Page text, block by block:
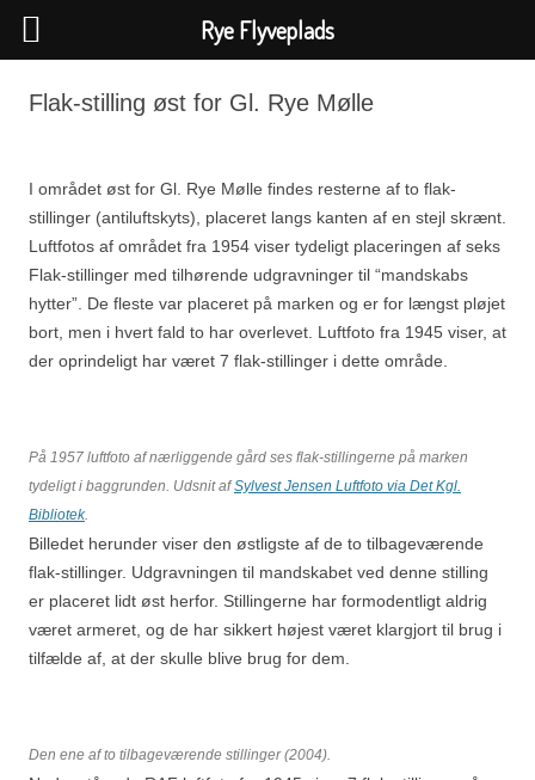
indhold
Flak-stilling øst for Gl. Rye Mølle
I området øst for Gl. Rye Mølle findes resterne af to flak-
stillinger (antiluftskyts), placeret langs kanten af en stejl skrænt.
Luftfotos af området fra 1954 viser tydeligt placeringen af seks
Flak-stillinger med tilhørende udgravninger til “mandskabs
hytter”. De fleste var placeret på marken og er for længst pløjet
bort, men i hvert fald to har overlevet. Luftfoto fra 1945 viser, at
der oprindeligt har været 7 flak-stillinger i dette område.
På 1957 luftfoto af nærliggende gård ses flak-stillingerne på marken
tydeligt i baggrunden. Udsnit afSylvest Jensen Luftfoto via Det Kgl.
Bibliotek.
Billedet herunder viser den østligste af de to tilbageværende
flak-stillinger. Udgravningen til mandskabet ved denne stilling
er placeret lidt øst herfor. Stillingerne har formodentligt aldrig
været armeret, og de har sikkert højest været klargjort til brug i
tilfælde af, at der skulle blive brug for dem.
Den ene af to tilbageværende stillinger (2004).
Rye Flyveplads